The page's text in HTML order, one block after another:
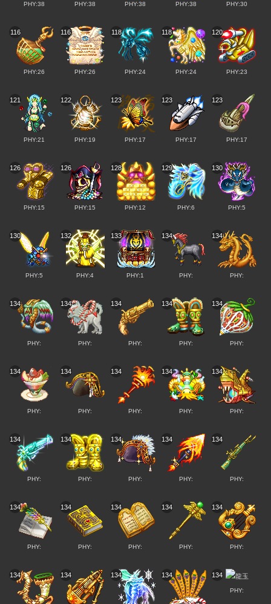
PHY:38 PHY:38 PHY:38 PHY:38 PHY:30
116
PHY:26
116
PHY:26
118
PHY:24
118
PHY:24
120
PHY:23
121
PHY:21
122
PHY:19
123
PHY:17
123
PHY:17
123
PHY:17
126
PHY:15
126
PHY:15
128
PHY:12
129
PHY:6
130
PHY:5
130
PHY:5
132
PHY:4
133
PHY:1
134
PHY:
134
PHY:
134
PHY:
134
PHY:
134
PHY:
134
PHY:
134
PHY:
134
PHY:
134
PHY:
134
PHY:
134
PHY:
134
PHY:
134
PHY:
134
PHY:
134
PHY:
134
PHY:
134
PHY:
134
PHY:
134
PHY:
134
PHY:
134
PHY:
134
PHY:
134 134 134 134 134
PHY: